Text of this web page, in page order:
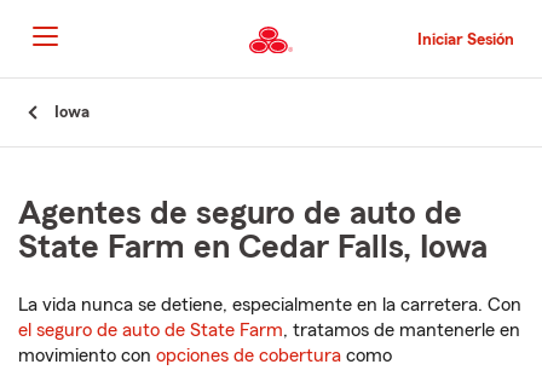
al
contenido
principal
Iniciar Sesión
Iowa
Agentes de seguro de auto de
State Farm en Cedar Falls, Iowa
La vida nunca se detiene, especialmente en la carretera. Con
el seguro de auto de State Farm, tratamos de mantenerle en
movimiento con opciones de cobertura como